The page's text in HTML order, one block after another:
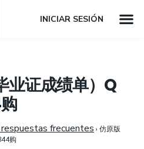
INICIAR SESIÓN
业证成绩单）Q
frecuentes › 仿原版
购